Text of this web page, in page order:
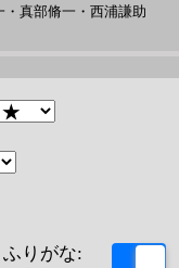
真部脩一・西浦謙助
ふりがな: